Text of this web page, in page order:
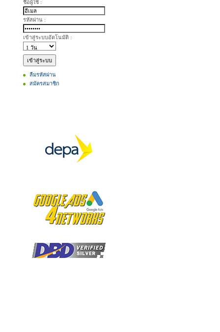
ชื่อผู้ใช้ :
รหัสผ่าน :
เข้าสู่ระบบอัตโนมัติ :
ลืมรหัสผ่าน
สมัครสมาชิก